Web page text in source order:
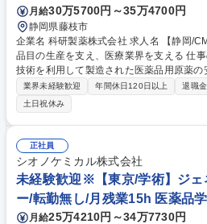
月給30万5700円～35万4700円
静岡県藤枝市
企業名 科研製薬株式会社 求人名 【静岡/CMC研究開発】賞与計6か月分/多
品目の生産を支え、医療業界を支える 仕事の内容 バイオ/クラシカル発酵
技術を利用して製造された医薬品用原薬
とした生産技術研究/新規医薬品用原薬に関するCMC
微生物の維持改良/製法改良によるコスト
成 【注力領域】研究開発領域は、当社の
きる領域である「免疫系領域」「神経系
つ、将来を見据えた新領域や新規モダリティ
職種 【静岡/CMC研究開発】賞与計6か月
界を支える
業界未経験歓迎 年間休日120日以上 退職
土日祝休み
正社員
シオノケミカル株式会社
未経験歓迎※【東京/学術】ジェ
ー/転勤無し/月残業15h 医薬品
月給25万4210円～34万7730円